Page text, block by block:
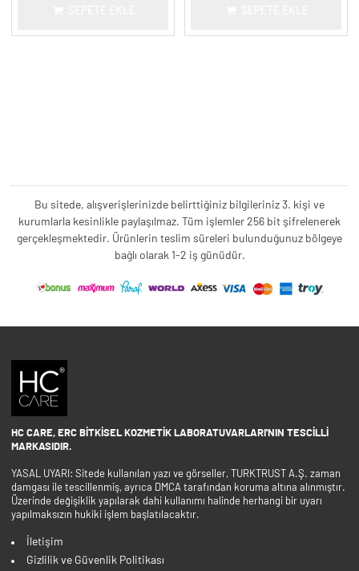
Bu sitede, alışverişlerinizde belirttiğiniz bilgileriniz 3. kişi ve
kurumlarla kesinlikle paylaşılmaz. Tüm işlemler 256 bit şifrelenerek
gerçekleşmektedir. Ürünlerin teslim süreleri bulunduğunuz bölgeye
bağlı olarak 1-2 iş günüdür.
HC CARE, ERC BITKISEL KOZMETIK LABORATUVARLARI'NIN TESCILLI
MARKASIDIR.
YASAL UYARI: Sitede kullanılan yazı ve görseller, TURKTRUST A.Ş. zaman
damgası ile tescillenmiş, ayrıca DMCA tarafından koruma altına alınmıştır.
Üzerinde değişiklik yapılarak dahi kullanımı halinde herhangi bir uyarı
yapılmaksızın hukiki işlem başlatılacaktır.
İletişim
Gizlilik ve Güvenlik Politikası